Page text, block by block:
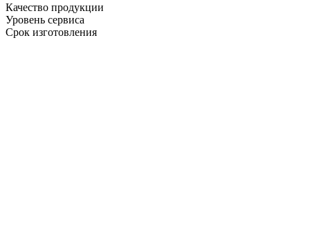
Качество продукции
Уровень сервиса
Срок изготовления